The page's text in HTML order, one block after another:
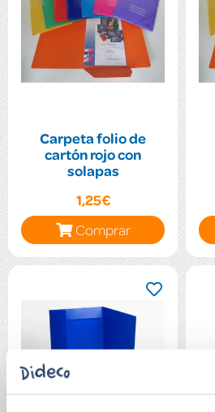
Carpeta folio de
cartón rojo con
solapas
1,25€
Comprar